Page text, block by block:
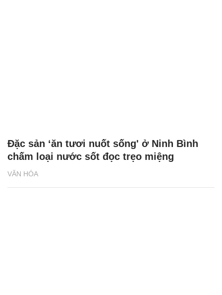
VĂN HÓA
Đặc sản ‘ăn tươi nuốt sống' ở Ninh Bình
chấm loại nước sốt đọc trẹo miệng